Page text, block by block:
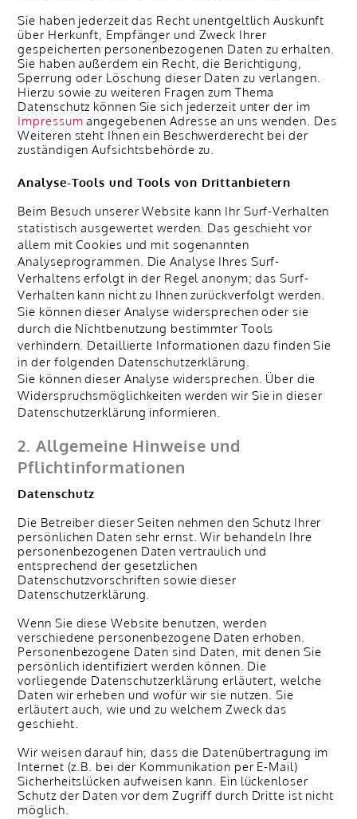
Sie haben jederzeit das Recht unentgeltlich Auskunft
über Herkunft, Empfänger und Zweck Ihrer
gespeicherten personenbezogenen Daten zu erhalten.
Sie haben außerdem ein Recht, die Berichtigung,
Sperrung oder Löschung dieser Daten zu verlangen.
Hierzu sowie zu weiteren Fragen zum Thema
Datenschutz können Sie sich jederzeit unter der im
Impressum angegebenen Adresse an uns wenden. Des
Weiteren steht Ihnen ein Beschwerderecht bei der
zuständigen Aufsichtsbehörde zu.
Analyse-Tools und Tools von Drittanbietern
Beim Besuch unserer Website kann Ihr Surf-Verhalten
statistisch ausgewertet werden. Das geschieht vor
allem mit Cookies und mit sogenannten
Analyseprogrammen. Die Analyse Ihres Surf-
Verhaltens erfolgt in der Regel anonym; das Surf-
Verhalten kann nicht zu Ihnen zurückverfolgt werden.
Sie können dieser Analyse widersprechen oder sie
durch die Nichtbenutzung bestimmter Tools
verhindern. Detaillierte Informationen dazu finden Sie
in der folgenden Datenschutzerklärung.
Sie können dieser Analyse widersprechen. Über die
Widerspruchsmöglichkeiten werden wir Sie in dieser
Datenschutzerklärung informieren.
2. Allgemeine Hinweise und
Pflichtinformationen
Datenschutz
Die Betreiber dieser Seiten nehmen den Schutz Ihrer
persönlichen Daten sehr ernst. Wir behandeln Ihre
personenbezogenen Daten vertraulich und
entsprechend der gesetzlichen
Datenschutzvorschriften sowie dieser
Datenschutzerklärung.
Wenn Sie diese Website benutzen, werden
verschiedene personenbezogene Daten erhoben.
Personenbezogene Daten sind Daten, mit denen Sie
persönlich identifiziert werden können. Die
vorliegende Datenschutzerklärung erläutert, welche
Daten wir erheben und wofür wir sie nutzen. Sie
erläutert auch, wie und zu welchem Zweck das
geschieht.
Wir weisen darauf hin, dass die Datenübertragung im
Internet (z.B. bei der Kommunikation per E-Mail)
Sicherheitslücken aufweisen kann. Ein lückenloser
Schutz der Daten vor dem Zugriff durch Dritte ist nicht
möglich.